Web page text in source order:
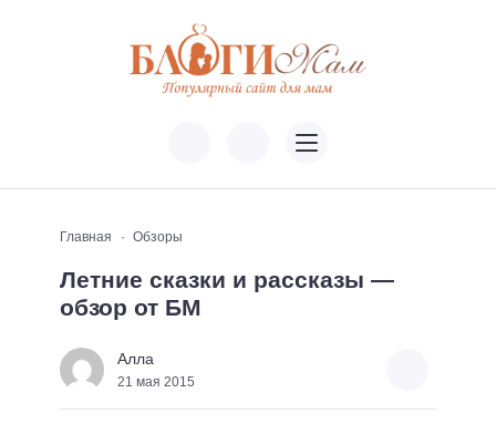
Главная Обзоры
Летние сказки и рассказы —
обзор от БМ
Алла
21 мая 2015